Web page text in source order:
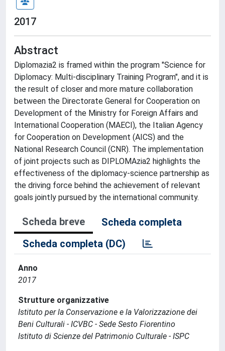
2017
Abstract
Diplomazia2 is framed within the program "Science for
Diplomacy: Multi-disciplinary Training Program", and it is
the result of closer and more mature collaboration
between the Directorate General for Cooperation on
Development of the Ministry for Foreign Affairs and
International Cooperation (MAECI), the Italian Agency
for Cooperation on Development (AICS) and the
National Research Council (CNR). The implementation
of joint projects such as DIPLOMAzia2 highlights the
effectiveness of the diplomacy-science partnership as
the driving force behind the achievement of relevant
goals jointly pursued by the international community.
Scheda breve
Scheda completa
Scheda completa (DC)
Anno
2017
Strutture organizzative
Istituto per la Conservazione e la Valorizzazione dei
Beni Culturali - ICVBC - Sede Sesto Fiorentino
Istituto di Scienze del Patrimonio Culturale - ISPC